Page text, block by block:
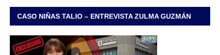
CASO NIÑAS TALIO – ENTREVISTA ZULMA GUZMÁN